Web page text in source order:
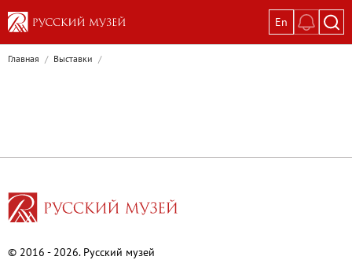
En
Выставки
Окрестности Санкт-Петербурга в
Памяти Киры Владимировны
Постоянные экспозиции
Главная / Выставки /
© 2016 - 2026. Русский музей